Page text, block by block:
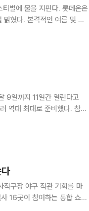
을 지핀다. 롯데온은
름 및 휴
9일까지 11일간 열린다고
역대 최대로 준비했다. 참여
직구장 야구 직관 기회를 마
16곳이 참여하는 통합 쇼핑